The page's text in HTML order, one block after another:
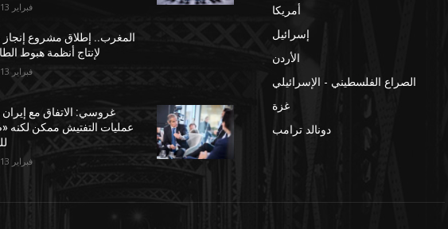
فبراير 13, 2026
المغرب.. إطلاق مشروع
لإنتاج أنظمة هبوط
فبراير 13, 2026
غروسي: الاتفاق مع
عمليات التفتيش ممكن لكنه
فبراير 13, 2026
أمريكا
إسرائيل
الأردن
الصراع الفلسطيني - الإسرائيلي
غزة
دونالد ترامب